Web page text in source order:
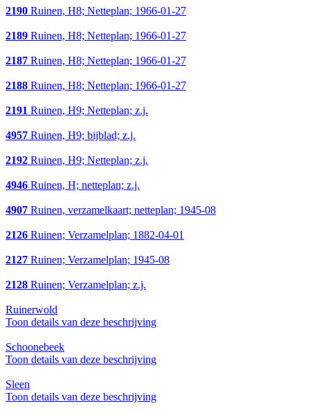
2190 Ruinen, H8; Netteplan; 1966-01-27
2189 Ruinen, H8; Netteplan; 1966-01-27
2187 Ruinen, H8; Netteplan; 1966-01-27
2188 Ruinen, H8; Netteplan; 1966-01-27
2191 Ruinen, H9; Netteplan; z.j.
4957 Ruinen, H9; bijblad; z.j.
2192 Ruinen, H9; Netteplan; z.j.
4946 Ruinen, H; netteplan; z.j.
4907 Ruinen, verzamelkaart; netteplan; 1945-08
2126 Ruinen; Verzamelplan; 1882-04-01
2127 Ruinen; Verzamelplan; 1945-08
2128 Ruinen; Verzamelplan; z.j.
Ruinerwold
Toon details van deze beschrijving
Schoonebeek
Toon details van deze beschrijving
Sleen
Toon details van deze beschrijving